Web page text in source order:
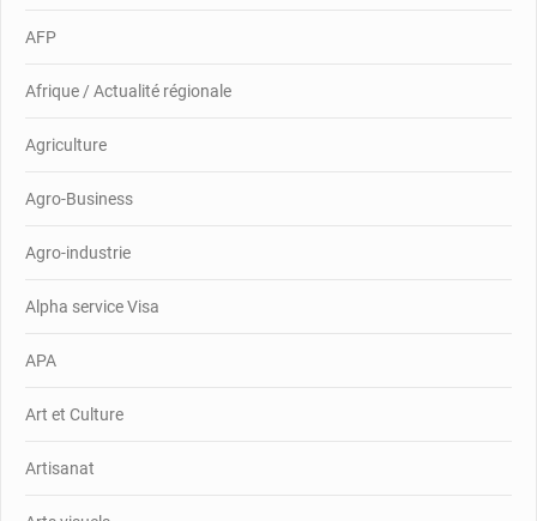
AFP
Afrique / Actualité régionale
Agriculture
Agro-Business
Agro-industrie
Alpha service Visa
APA
Art et Culture
Artisanat